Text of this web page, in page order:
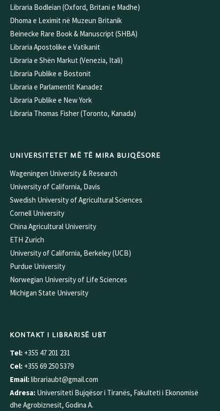
Libraria Bodleian (Oxford, Britani e Madhe)
Dhoma e Leximit në Muzeun Britanik
Beinecke Rare Book & Manuscript (SHBA)
Libraria Apostolike e Vatikanit
Libraria e Shën Markut (Venezia, Itali)
Libraria Publike e Bostonit
Libraria e Parlamentit Kanadez
Libraria Publike e New York
Libraria Thomas Fisher (Toronto, Kanada)
UNIVERSITETET MË TË MIRA BUJQËSORE
Wageningen University & Research
University of California, Davis
Swedish University of Agricultural Sciences
Cornell University
China Agricultural University
ETH Zurich
University of California, Berkeley (UCB)
Purdue University
Norwegian University of Life Sciences
Michigan State University
KONTAKT I LIBRARISË UBT
Tel: +355 47 201 231
Cel: +355 69 250 5379
Email:librariaubt@gmail.com
Adresa: Universiteti Bujqësor i Tiranës, Fakulteti i Ekonomisë
dhe Agrobiznesit, Godina A.